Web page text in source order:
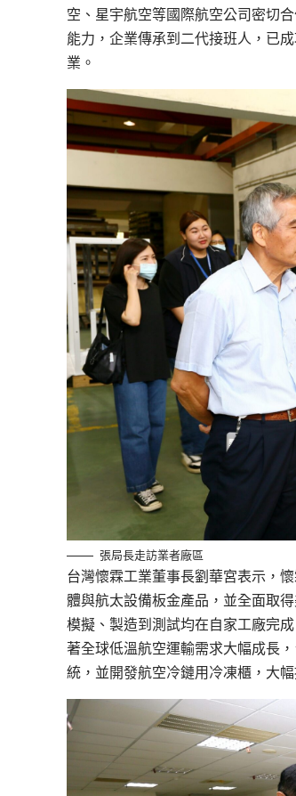
空、星宇航空等國際航空公司密切
能力，企業傳承到二代接班人，已
業。
張局長走訪業者廠區
台灣懷霖工業董事長劉華宮表示，
體與航太設備板金產品，並全面取
模擬、製造到測試均在自家工廠完
著全球低溫航空運輸需求大幅成長
統，並開發航空冷鏈用冷凍櫃，大